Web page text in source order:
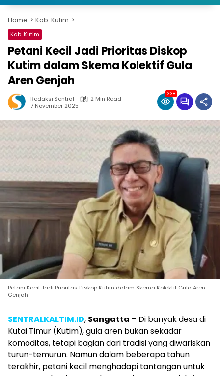
Home Kab. Kutim
Kab. Kutim
Petani Kecil Jadi Prioritas Diskop
Kutim dalam Skema Kolektif Gula
Aren Genjah
Redaksi Sentral
2 Min Read
7 November 2025
338
Petani Kecil Jadi Prioritas Diskop Kutim dalam Skema Kolektif Gula Aren
Genjah
SENTRALKALTIM.ID, Sangatta – Di banyak desa di
Kutai Timur (Kutim), gula aren bukan sekadar
komoditas, tetapi bagian dari tradisi yang diwariskan
turun-temurun. Namun dalam beberapa tahun
terakhir, petani kecil menghadapi tantangan untuk